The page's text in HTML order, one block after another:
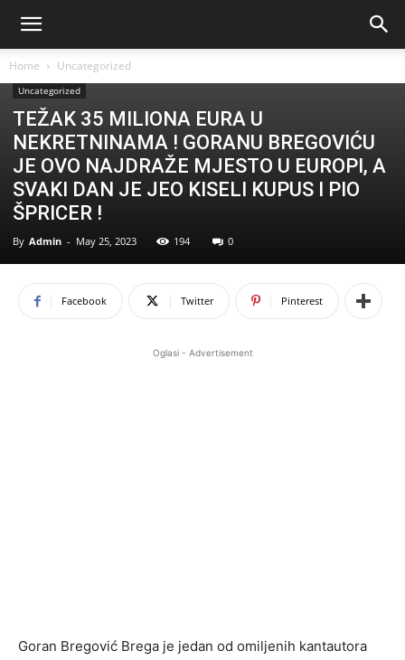
Home Uncategorized
Uncategorized
TEŽAK 35 MILIONA EURA U
NEKRETNINAMA ! GORANU BREGOVIĆU
JE OVO NAJDRAŽE MJESTO U EUROPI, A
SVAKI DAN JE JEO KISELI KUPUS I PIO
ŠPRICER !
By Admin - May 25, 2023 194 0
Facebook Twitter Pinterest
Oglasi - Advertisement
Goran Bregović Brega je jedan od omiljenih kantautora